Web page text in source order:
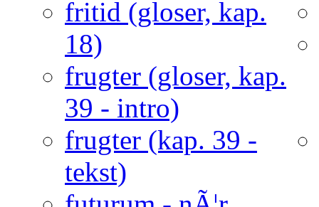
fritid (gloser, kap.
18)
frugter (gloser, kap.
39 - intro)
frugter (kap. 39 -
tekst)